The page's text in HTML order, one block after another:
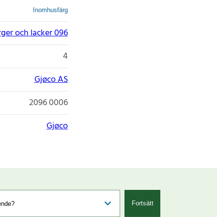
Inomhusfärg
och lacker 096
4
Gjøco AS
2096 0006
Gjøco
Fortsätt